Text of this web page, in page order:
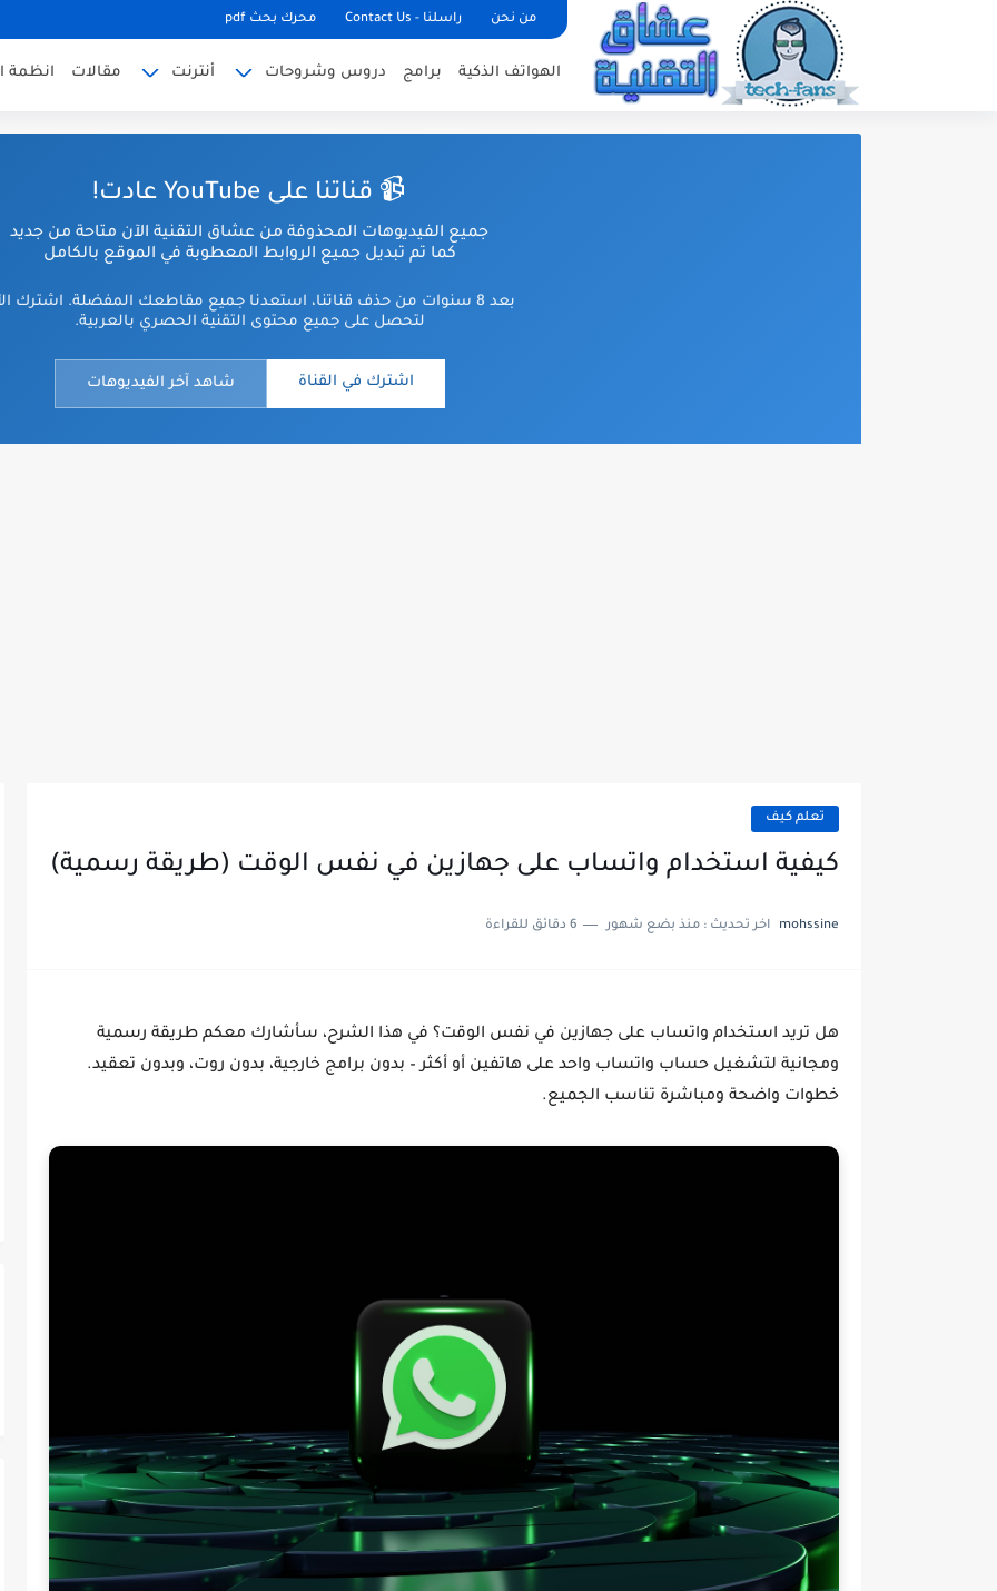
من نحن راسلنا - Contact Us محرك بحث pdf
الهواتف الذكية برامج دروس وشروحات أنترنت مقالات انظمة
📹 قناتنا على YouTube عادت!
جميع الفيديوهات المحذوفة من عشاق التقنية الآن متاحة من جديد
كما تم تبديل جميع الروابط المعطوبة في الموقع بالكامل
بعد 8 سنوات من حذف قناتنا، استعدنا جميع مقاطعك المفضلة. اشترك
لتحصل على جميع محتوى التقنية الحصري بالعربية.
اشترك في القناة شاهد آخر الفيديوهات
تعلم كيف
كيفية استخدام واتساب على جهازين في نفس الوقت (طريقة رسمية)
mohssine اخر تحديث : منذ بضع شهور 6 دقائق للقراءة
هل تريد استخدام واتساب على جهازين في نفس الوقت؟ في هذا الشرح، سأشارك معكم طريقة رسمية
ومجانية لتشغيل حساب واتساب واحد على هاتفين أو أكثر – بدون برامج خارجية، بدون روت، وبدون تعقيد.
خطوات واضحة ومباشرة تناسب الجميع.